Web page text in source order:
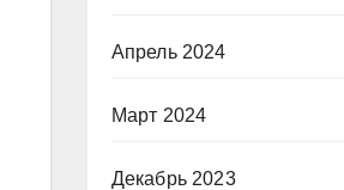
Апрель 2024
Март 2024
Декабрь 2023